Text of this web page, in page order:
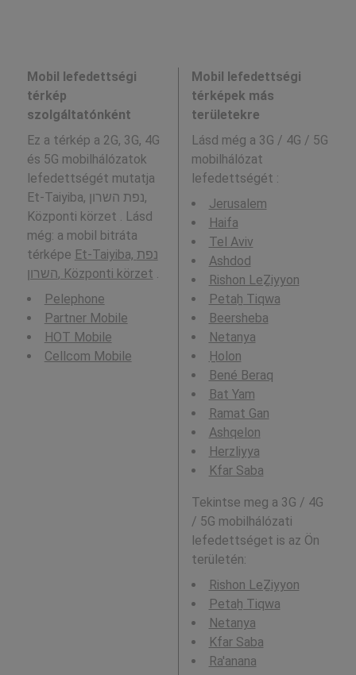
Mobil lefedettségi
térkép
szolgáltatónként
Ez a térkép a 2G, 3G, 4G
és 5G mobilhálózatok
lefedettségét mutatja
Et-Taiyiba, נפת השרון,
Központi körzet . Lásd
még: a mobil bitráta
térképe Et-Taiyiba, נפת
השרון, Központi körzet .
Pelephone
Partner Mobile
HOT Mobile
Cellcom Mobile
Mobil lefedettségi
térképek más
területekre
Lásd még a 3G / 4G / 5G
mobilhálózat
lefedettségét :
Jerusalem
Haifa
Tel Aviv
Ashdod
Rishon LeẔiyyon
Petaẖ Tiqwa
Beersheba
Netanya
H̱olon
Bené Beraq
Bat Yam
Ramat Gan
Ashqelon
Herzliyya
Kfar Saba
Tekintse meg a 3G / 4G
/ 5G mobilhálózati
lefedettséget is az Ön
területén:
Rishon LeẔiyyon
Petaẖ Tiqwa
Netanya
Kfar Saba
Ra'anana